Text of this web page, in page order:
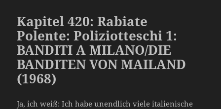
Kapitel 420: Rabiate
Polente: Poliziotteschi 1:
BANDITI A MILANO/DIE
BANDITEN VON MAILAND
(1968)
Ja, ich weiß: Ich habe unendlich viele italienische